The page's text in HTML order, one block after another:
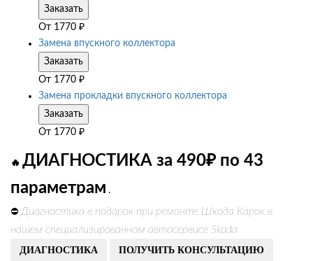
Заказать
От 1770 ₽
Замена впускного коллектора
Заказать
От 1770 ₽
Замена прокладки впускного коллектора
Заказать
От 1770 ₽
🔥 ДИАГНОСТИКА за 490₽ по 43
параметрам .
⛔ Диагностика в подарок при ремонте Шкода Карок в
нашем специализированном автосервисе Skoda
ДИАГНОСТИКА ПОЛУЧИТЬ КОНСУЛЬТАЦИЮ